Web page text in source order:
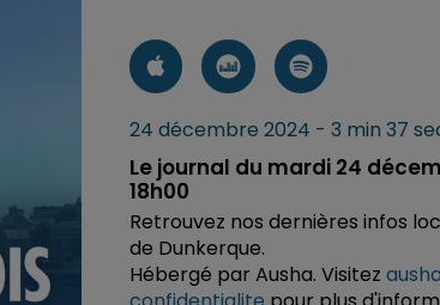
24 décembre 2024 - 3 min 37
Le journal du mardi 24
18h00
Retrouvez nos dernières infos
de Dunkerque.
Hébergé par Ausha. Visitez